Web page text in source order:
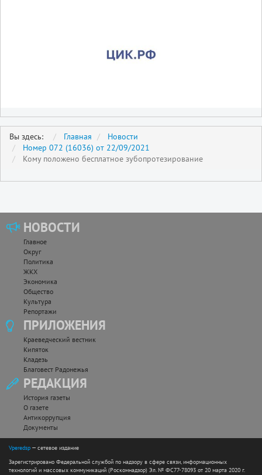
Вы здесь: Главная
Новости
Номер 072 (16036) от 22/09/2021
Кому положено бесплатное зубопротезирование
НОВОСТИ
Главное
Округ
Политика
ЖКХ
Экономика
Общество
Культура
Репортажи
ПРИЛОЖЕНИЯ
Краеведческий вестник
Кипяток
Кладезь
Благовест Радонежья
РЕДАКЦИЯ
История газеты
О газете
Антикоррупция
Документы
Vperedsp — сетевое издание
Зарегистрировано Федеральной службой по надзору в сфере связи, информационных
технологий и массовых коммуникаций (Роскомнадзор) Эл. № ФС77-78093 от 20 марта 2020 г.